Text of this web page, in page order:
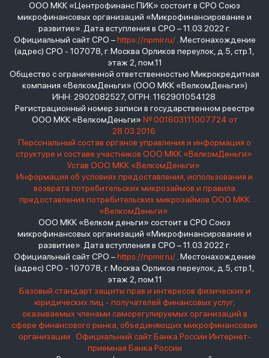
ООО МКК «Центрофинанс ПИК» состоит в СРО Союз
микрофинансовых организаций «Микрофинансирование и
развитие». Дата вступления в СРО – 11.03.2022 г.
Официальный сайт СРО –https://npmir.ru/. Местонахождение
(адрес) СРО - 107078, г. Москва Орликов переулок, д.5, стр.1,
этаж 2, пом.11
Общество с ограниченной ответственностью Микрокредитная
компания «ВелкомДеньги» (ООО МКК «ВелкомДеньги»)
ИНН: 2902082527, ОГРН: 1162901054128
Регистрационный номер записи в государственном реестре
ООО МКК «ВелкомДеньги» № 001603111007724 от
28.03.2016
Персональный состав органов управления и информация о
структуре и составе участников ООО МКК «ВелкомДеньги»
Устав ООО МКК «ВелкомДеньги»
Информация об условиях предоставления, использования и
возврата потребительских микрозаймов и правила
предоставления потребительских микрозаймов ООО МКК
«ВелкомДеньги»
ООО МКК «Велком деньги» состоит в СРО Союз
микрофинансовых организаций «Микрофинансирование и
развитие». Дата вступления в СРО – 11.03.2022 г.
Официальный сайт СРО –https://npmir.ru/. Местонахождение
(адрес) СРО - 107078, г. Москва Орликов переулок, д.5, стр.1,
этаж 2, пом.11
Базовый стандарт защиты прав и интересов физических и
юридических лиц - получателей финансовых услуг,
оказываемых членами саморегулируемых организаций в
сфере финансового рынка, объединяющих микрофинансовые
организации
Официальный сайт Банка России Интернет-
приемная Банка России